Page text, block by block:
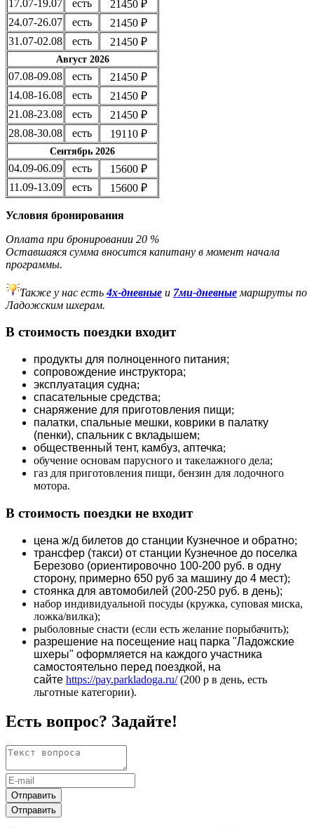
17.07-19.07 есть
21450 ₽
24.07-26.07
есть
21450 ₽
31.07-02.08
есть 21450 ₽
Август 2026
07.08-09.08 есть
21450 ₽
14.08-16.08
есть
21450 ₽
21.08-23.08
есть
21450 ₽
28.08-30.08
есть 19110 ₽
Сентябрь 2026
04.09-06.09 есть
15600 ₽
11.09-13.09
есть 15600 ₽
Условия бронирования
Оплата при бронировании 20 %
Оставшаяся сумма вносится капитану в момент начала
программы.
Также у нас есть4х-дневные и 7ми-дневные маршруты по
Ладожским шхерам.
В стоимость поездки входит
продукты для полноценного питания;
сопровождение инструктора;
эксплуатация судна;
спасательные средства;
снаряжение для приготовления пищи;
палатки, спальные мешки, коврики в палатку
(пенки), спальник с вкладышем;
общественный тент, камбуз, аптечка;
обучение основам парусного и такелажного дела;
газ для приготовления пищи, бензин для лодочного
мотора.
В стоимость поездки не входит
цена ж/д билетов до станции Кузнечное и обратно;
трансфер (такси) от станции Кузнечное до поселка
Березово (ориентировочно 100-200 руб. в одну
сторону, примерно 650 руб за машину до 4 мест);
стоянка для автомобилей (200-250 руб. в день);
набор индивидуальной посуды (кружка, суповая миска,
ложка/вилка);
рыболовные снасти (если есть желание порыбачить);
разрешение на посещение нац парка "Ладожские
шхеры" оформляется на каждого участника
самостоятельно перед поездкой, на
сайте https://pay.parkladoga.ru/(200 р в день, есть
льготные категории).
Есть вопрос? Задайте!
Отправить
Отправить